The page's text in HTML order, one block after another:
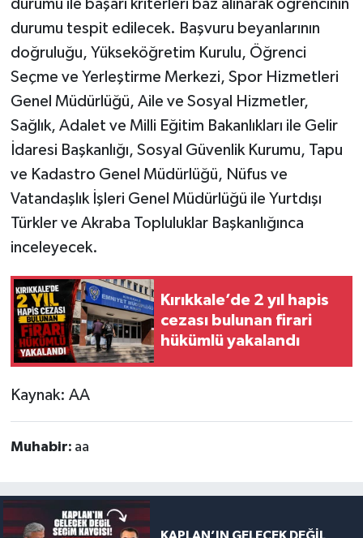
durumu ile başarı kriterleri baz alınarak öğrencinin
durumu tespit edilecek. Başvuru beyanlarının
doğruluğu, Yükseköğretim Kurulu, Öğrenci
Seçme ve Yerleştirme Merkezi, Spor Hizmetleri
Genel Müdürlüğü, Aile ve Sosyal Hizmetler,
Sağlık, Adalet ve Milli Eğitim Bakanlıkları ile Gelir
İdaresi Başkanlığı, Sosyal Güvenlik Kurumu, Tapu
ve Kadastro Genel Müdürlüğü, Nüfus ve
Vatandaşlık İşleri Genel Müdürlüğü ile Yurtdışı
Türkler ve Akraba Topluluklar Başkanlığınca
inceleyecek.
Kırıkkale’de 2 yıl hapis
cezası bulunan firari
hükümlü yakalandı
Kaynak: AA
Muhabir: aa